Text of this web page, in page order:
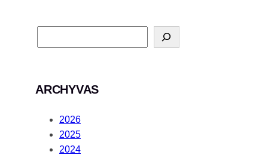
ARCHYVAS
2026
2025
2024